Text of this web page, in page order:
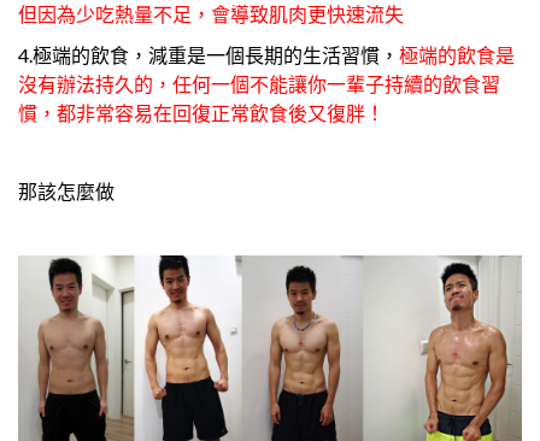
但因為少吃熱量不足，會導致肌肉更快速流失
4.極端的飲食，減重是一個長期的生活習慣， 極端的飲食是
沒有辦法持久的，任何一個不能讓你一輩子持續的飲食習
慣，都非常容易在回復正常飲食後又復胖！
那該怎麼做